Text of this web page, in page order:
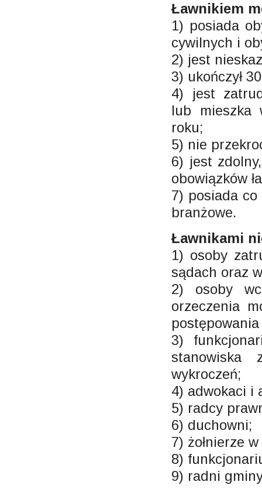
Ławnikiem
1) posiada
cywilnych i
2) jest
3) ukończył
4) jest
lub mieszka
roku;
5) nie
6) jest
obowiązków
7) posiada
branżowe.
Ławnikami
1) osoby
sądach oraz
2) osoby
orzeczenia
3)
stanowiska
wykroczeń;
4) adwokaci i
5) radcy
6) duchowni;
7) żołnierze
8)
9) radni